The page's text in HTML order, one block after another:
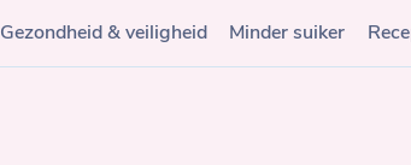
Gezondheid & veiligheid Minder suiker